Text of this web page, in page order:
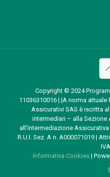
Copyright © 2024
11036310016 | |A norma
Assicurativi SAS è iscritta
intermediari – alla Sezione
all’Intermediazione
R.U.I. Sez. A n. A000071019 |
Informativa Cookies |